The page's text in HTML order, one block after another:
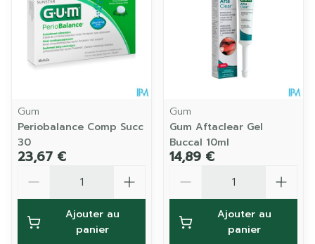
Gum
Periobalance Comp Succ
30
23,67 €
Ajouter au
panier
Gum
Gum Aftaclear Gel
Buccal 10ml
14,89 €
Ajouter au
panier